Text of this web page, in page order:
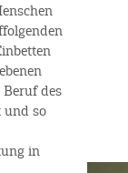
des
und so
in